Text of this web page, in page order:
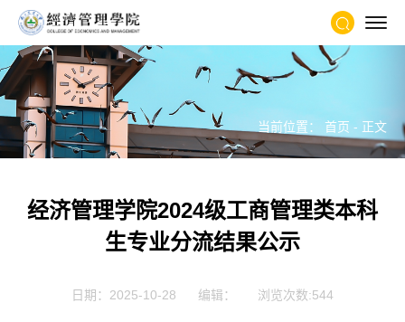
当前位置： 首页 - 正文
经济管理学院2024级工商管理类本科
生专业分流结果公示
日期：2025-10-28 编辑： 浏览次数:544